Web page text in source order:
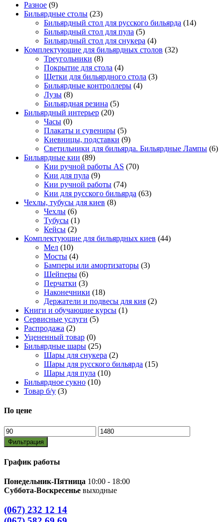
Разное (9)
Бильярдные столы (23)
Бильярдный стол для русского бильярда (14)
Бильярдный стол для пула (5)
Бильярдный стол для снукера (4)
Комплектующие для бильярдных столов (32)
Треугольники (8)
Покрытие для стола (4)
Щетки для бильярдного стола (3)
Бильярдные контроллеры (4)
Лузы (8)
Бильярдная резина (5)
Бильярдный интерьер (20)
Часы (0)
Плакаты и сувениры (5)
Киевницы, подставки (9)
Светильники для бильярда. Бильярдные Лампы (6)
Бильярдные кии (89)
Кии ручной работы AS (70)
Кии для пула (9)
Кии ручной работы (74)
Кии для русского бильярда (63)
Чехлы, тубусы для киев (8)
Чехлы (6)
Тубусы (1)
Кейсы (2)
Комплектующие для бильярдных киев (44)
Мел (10)
Мосты (4)
Бамперы или амортизаторы (3)
Шейперы (6)
Перчатки (3)
Наконечники (18)
Держатели и подвесы для кия (2)
Книги и обучающие курсы (1)
Сервисные услуги (5)
Распродажа (2)
Уцененный товар (0)
Бильярдные шары (25)
Шары для снукера (2)
Шары для русского бильярда (15)
Шары для пула (10)
Бильярдное сукно (10)
Товар б/у (3)
По цене
Минимальная
цена
Максимальная
цена
Фильтрация
График работы
Понедельник-Пятница 10:00 - 18:00
Суббота-Воскресенье выходные
(067) 232 12 14